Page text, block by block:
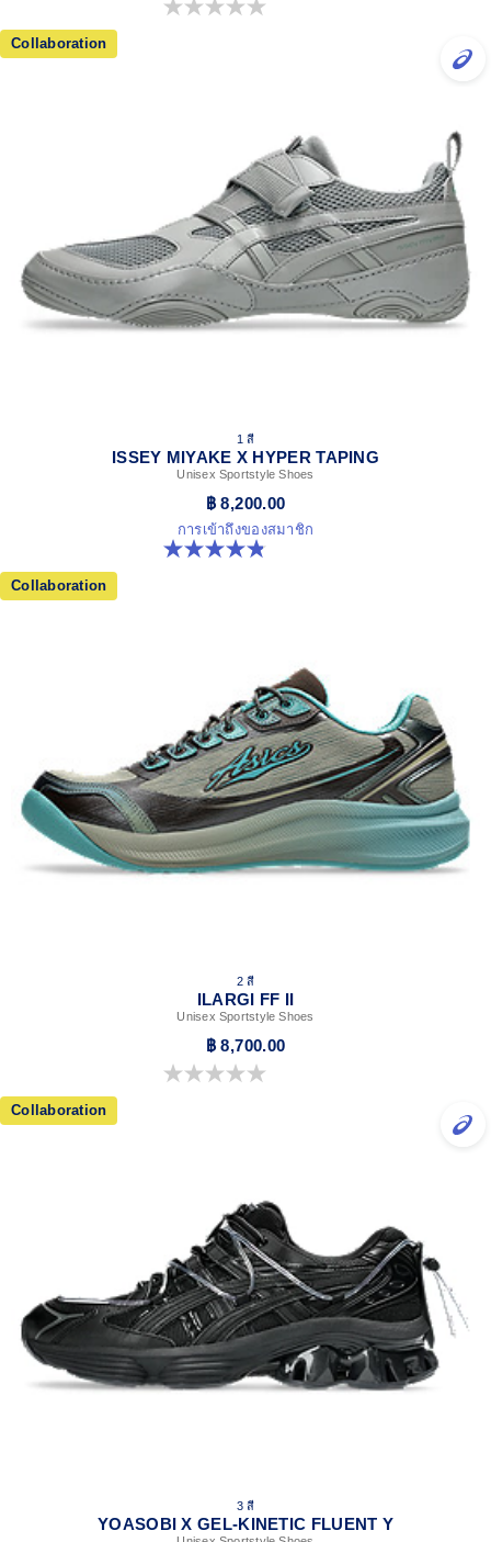
0.0 จาก 5 ดาว
Collaboration
1 สี
ISSEY MIYAKE X HYPER TAPING
Unisex Sportstyle Shoes
฿ 8,200.00
การเข้าถึงของสมาชิก
4.8 จาก 5 ดาว 6 รีวิว
Collaboration
2 สี
ILARGI FF II
Unisex Sportstyle Shoes
฿ 8,700.00
0.0 จาก 5 ดาว
Collaboration
3 สี
YOASOBI X GEL-KINETIC FLUENT Y